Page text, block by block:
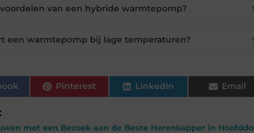
van een hybride warmtepomp?
een warmtepomp bij lage temperaturen?
Pinterest LinkedIn Email
met een Bezoek aan de Beste Herenkapper in